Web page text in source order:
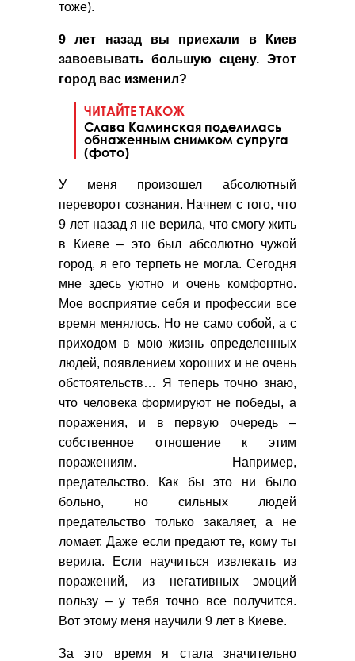
тоже).
9 лет назад вы приехали в Киев
завоевывать большую сцену. Этот
город вас изменил?
ЧИТАЙТЕ ТАКОЖ
Слава Каминская поделилась
обнаженным снимком супруга
(фото)
У меня произошел абсолютный
переворот сознания. Начнем с того, что
9 лет назад я не верила, что смогу жить
в Киеве – это был абсолютно чужой
город, я его терпеть не могла. Сегодня
мне здесь уютно и очень комфортно.
Мое восприятие себя и профессии все
время менялось. Но не само собой, а с
приходом в мою жизнь определенных
людей, появлением хороших и не очень
обстоятельств… Я теперь точно знаю,
что человека формируют не победы, а
поражения, и в первую очередь –
собственное отношение к этим
поражениям. Например,
предательство. Как бы это ни было
больно, но сильных людей
предательство только закаляет, а не
ломает. Даже если предают те, кому ты
верила. Если научиться извлекать из
поражений, из негативных эмоций
пользу – у тебя точно все получится.
Вот этому меня научили 9 лет в Киеве.
За это время я стала значительно